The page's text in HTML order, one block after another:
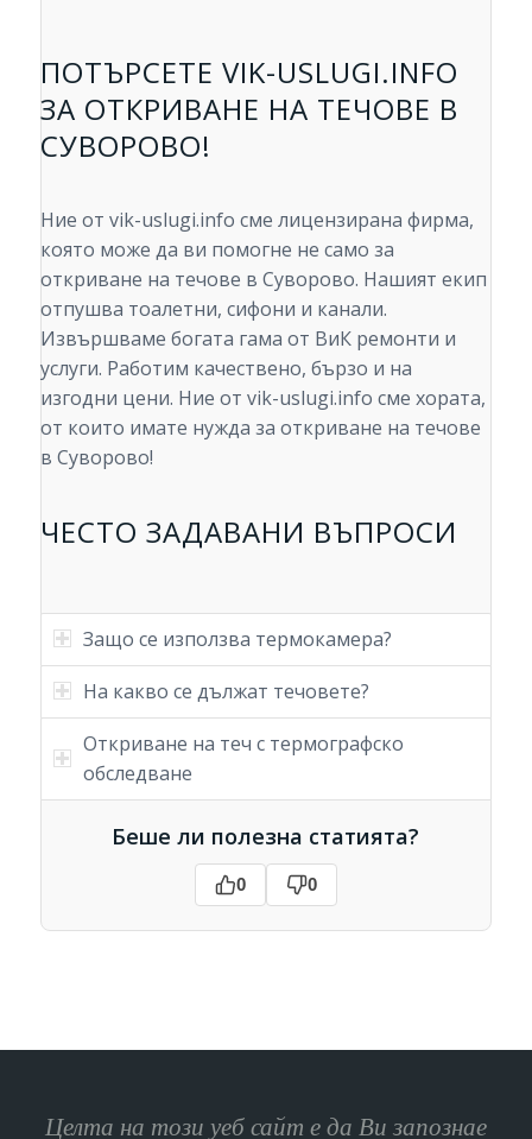
ПОТЪРСЕТЕ VIK-USLUGI.INFO
ЗА ОТКРИВАНЕ НА ТЕЧОВЕ В
СУВОРОВО!
Ние от vik-uslugi.info сме лицензирана фирма,
която може да ви помогне не само за
откриване на течове в Суворово. Нашият екип
отпушва тоалетни, сифони и канали.
Извършваме богата гама от ВиК ремонти и
услуги. Работим качествено, бързо и на
изгодни цени. Ние от vik-uslugi.info сме хората,
от които имате нужда за откриване на течове
в Суворово!
ЧЕСТО ЗАДАВАНИ ВЪПРОСИ
Защо се използва термокамера?
На какво се дължат течовете?
Откриване на теч с термографско
обследване
Беше ли полезна статията?
0 0
Целта на този уеб сайт е да Ви запознае